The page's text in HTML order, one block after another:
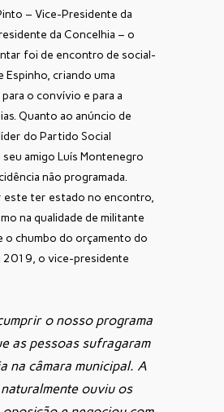
– Vice-Presidente da
da Concelhia – o
foi de encontro de social-
Espinho, criando uma
o convívio e para a
Quanto ao anúncio de
do Partido Social
amigo Luís Montenegro
não programada.
este ter estado no encontro,
na qualidade de militante
o chumbo do orçamento do
2019, o vice-presidente
o nosso programa
as pessoas sufragaram
na câmara municipal. A
naturalmente ouviu os